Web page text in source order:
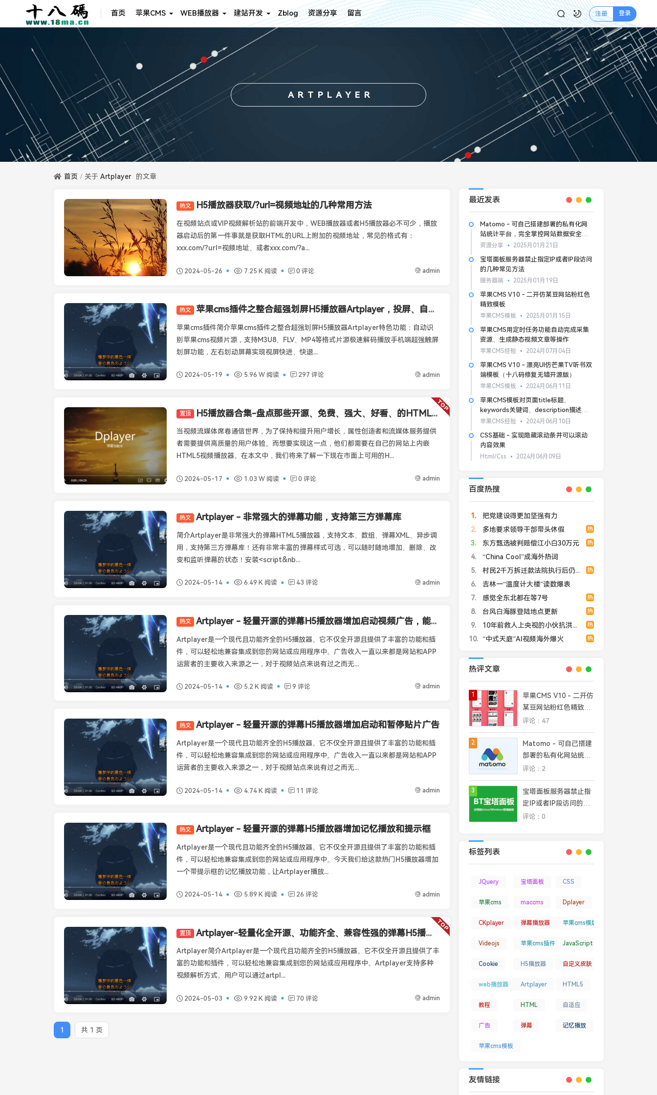
首页 苹果CMS WEB播放器 建站开发 Zblog 资源分享 留言 注册 登录
ARTPLAYER
首页 关于 Artplayer 的文章
播放器知识
热文 H5播放器获取/?url=视频地址的几种常用方法
在视频站点或VIP视频解析站的前端开发中，WEB播放器或者H5播放器必不可少，播放
器启动后的第一件事就是获取HTML的URL上附加的视频地址，常见的格式有：
xxx.com/?url=视频地址、或者xxx.com/?a...
2024-05-26 7.25 K 阅读 0 评论 admin
苹果CMS插件
热文 苹果cms插件之整合超强划屏H5播放器Artplayer，投屏、自动下一集、记忆播放、弹幕、画中画
苹果cms插件简介苹果cms插件之整合超强划屏H5播放器Artplayer特色功能：自动识
别苹果cms视频片源，支持M3U8、FLV、MP4等格式片源极速解码播放手机端超强触屏
划屏功能，左右划动屏幕实现视屏快进、快退...
2024-05-19 5.96 W 阅读 297 评论 admin
播放器知识
置顶 H5播放器合集-盘点那些开源、免费、强大、好看、的HTML5播放器（持续更新中）
当视频流媒体席卷通信世界，为了保持和提升用户增长，属性创造者和流媒体服务提供
者需要提供高质量的用户体验。而想要实现这一点，他们都需要在自己的网站上内嵌
HTML5视频播放器。在本文中，我们将来了解一下现在市面上可用的H...
2024-05-17 1.03 W 阅读 0 评论 admin
Artplayer
热文 Artplayer - 非常强大的弹幕功能，支持第三方弹幕库
简介Artplayer是非常强大的弹幕HTML5播放器，支持文本、数组、弹幕XML、异步调
用，支持第三方弹幕库！还有非常丰富的弹幕样式可选，可以随时随地增加、删除、改
变和监听弹幕的状态！安装<script&nb...
2024-05-14 6.49 K 阅读 43 评论 admin
Artplayer
热文 Artplayer - 轻量开源的弹幕H5播放器增加启动视频广告，能关闭可全屏
Artplayer是一个现代且功能齐全的H5播放器。它不仅全开源且提供了丰富的功能和插
件，可以轻松地兼容集成到您的网站或应用程序中。广告收入一直以来都是网站和APP
运营者的主要收入来源之一，对于视频站点来说有过之而无...
2024-05-14 5.2 K 阅读 9 评论 admin
Artplayer
热文 Artplayer - 轻量开源的弹幕H5播放器增加启动和暂停贴片广告
Artplayer是一个现代且功能齐全的H5播放器。它不仅全开源且提供了丰富的功能和插
件，可以轻松地兼容集成到您的网站或应用程序中。广告收入一直以来都是网站和APP
运营者的主要收入来源之一，对于视频站点来说有过之而无...
2024-05-14 4.74 K 阅读 11 评论 admin
Artplayer
热文 Artplayer - 轻量开源的弹幕H5播放器增加记忆播放和提示框
Artplayer是一个现代且功能齐全的H5播放器。它不仅全开源且提供了丰富的功能和插
件，可以轻松地兼容集成到您的网站或应用程序中。今天我们给这款热门H5播放器增加
一个带提示框的记忆播放功能，让Artplayer播放...
2024-05-14 5.89 K 阅读 26 评论 admin
Artplayer
置顶 Artplayer-轻量化全开源、功能齐全、兼容性强的弹幕H5播放器
Artplayer简介Artplayer是一个现代且功能齐全的H5播放器。它不仅全开源且提供了丰
富的功能和插件，可以轻松地兼容集成到您的网站或应用程序中。Artplayer支持多种
视频解析方式。用户可以通过artpl...
2024-05-03 9.92 K 阅读 70 评论 admin
1 共 1 页
最近发表
Matomo - 可自己搭建部署的私有化网
站统计平台，完全掌控网站数据安全和
隐私
资源分享 2025月01月21日
宝塔面板服务器禁止指定IP或者IP段访问
的几种常见方法
服务器端 2025月01月19日
苹果CMS V10 - 二开仿某豆网站粉红色
精致模板
苹果CMS模板 2025月01月15日
苹果CMS用定时任务功能自动完成采集
资源、生成静态视频文章等操作
苹果CMS经验 2024月07月04日
苹果CMS V10 - 漂亮UI仿芒果TV听书双
端模板（十八码修复无错开源版）
苹果CMS模板 2024月06月11日
苹果CMS模板对页面title标题、
keywords关键词、description描述的
基本SEO优化
苹果CMS经验 2024月06月10日
CSS基础 - 实现隐藏滚动条并可以滚动
内容效果
Html/Css 2024月06月09日
百度热搜
1
把党建设得更加坚强有力
2
热
多地要求领导干部带头休假
3
热
东方甄选被判赔偿江小白30万元
4
“China Cool”成海外热词
5
热
村民2千万拆迁款法院执行后仍拿不到
6
吉林一“温度计大楼”读数爆表
7
热
感觉全东北都在等7号
8
热
台风白海豚登陆地点更新
9
热
10年前救人上央视的小伙抗洪牺牲
10
热
“中式天庭”AI视频海外爆火
热评文章
1
苹果CMS V10 - 二开仿
某豆网站粉红色精致模
板
评论：47
2
Matomo - 可自己搭建
部署的私有化网站统计
平台，完全掌控网站数
据安全和隐私
评论：2
3
宝塔面板服务器禁止指
定IP或者IP段访问的几
种常见方法
评论：0
标签列表
JQuery 宝塔面板 CSS
苹果cms maccms Dplayer
CKplayer 弹幕播放器 苹果cms模版
Videojs 苹果cms插件 JavaScript
Cookie H5播放器 自定义皮肤
web播放器 Artplayer HTML5
教程 HTML 自适应
广告 弹幕 记忆播放
苹果cms模板
友情链接